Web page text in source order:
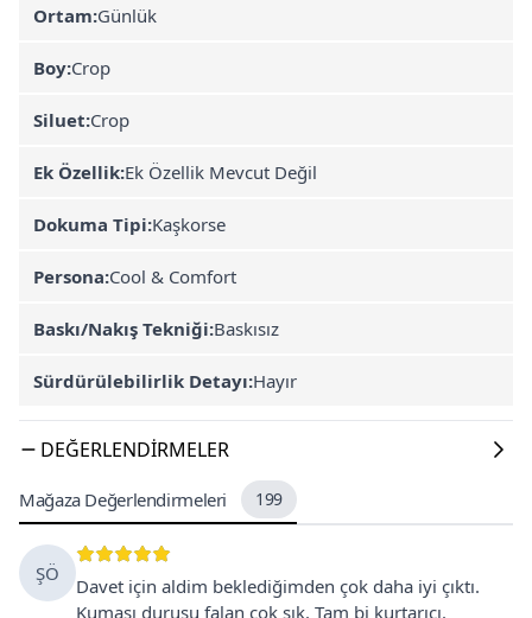
Ortam:Günlük
Boy:Crop
Siluet:Crop
Ek Özellik:Ek Özellik Mevcut Değil
Dokuma Tipi:Kaşkorse
Persona:Cool & Comfort
Baskı/Nakış Tekniği:Baskısız
Sürdürülebilirlik Detayı:Hayır
DEĞERLENDIRMELER
Mağaza Değerlendirmeleri 199
ŞÖ
Davet için aldim beklediğimden çok daha iyi çıktı.
Kumaşı duruşu falan çok şık. Tam bi kurtarıcı.